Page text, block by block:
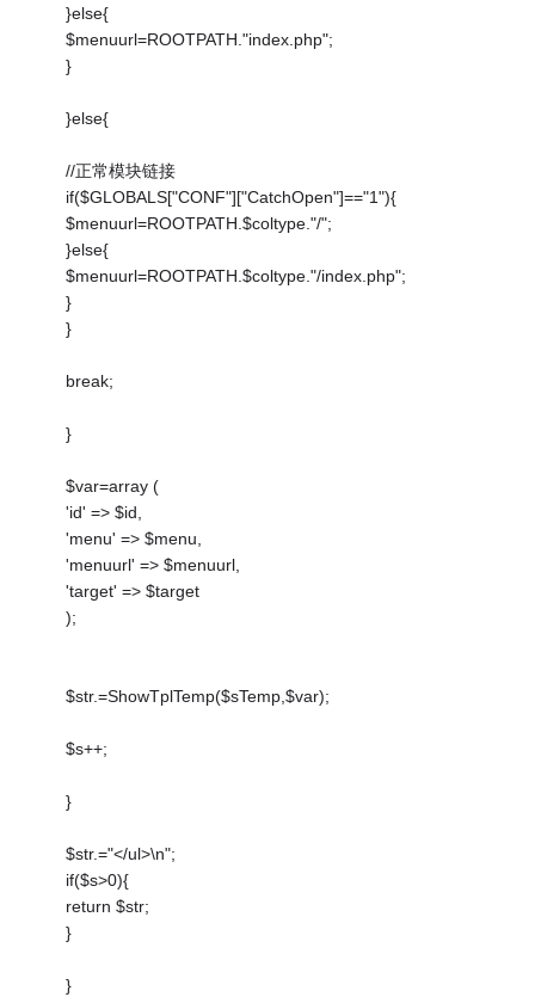
}else{
$menuurl=ROOTPATH."index.php";
}
}else{
//正常模块链接
if($GLOBALS["CONF"]["CatchOpen"]=="1"){
$menuurl=ROOTPATH.$coltype."/";
}else{
$menuurl=ROOTPATH.$coltype."/index.php";
}
}
break;
}
$var=array (
'id' => $id,
'menu' => $menu,
'menuurl' => $menuurl,
'target' => $target
);
$str.=ShowTplTemp($sTemp,$var);
$s++;
}
$str.="</ul>\n";
if($s>0){
return $str;
}
}